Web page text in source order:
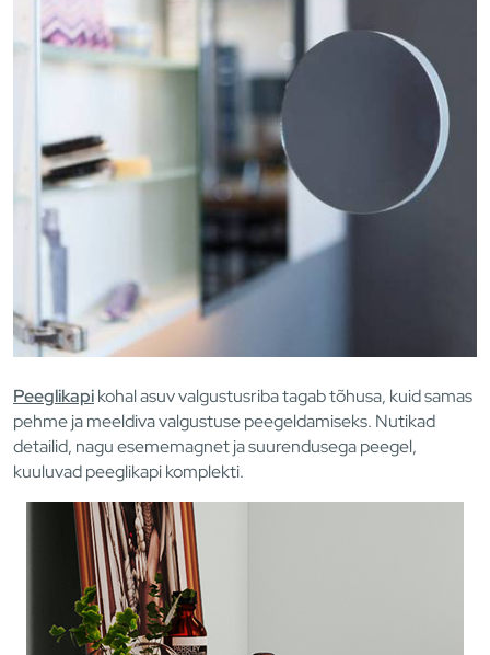
Peeglikapikohal asuv valgustusriba tagab tõhusa, kuid samas
pehme ja meeldiva valgustuse peegeldamiseks. Nutikad
detailid, nagu esememagnet ja suurendusega peegel,
kuuluvad peeglikapi komplekti.